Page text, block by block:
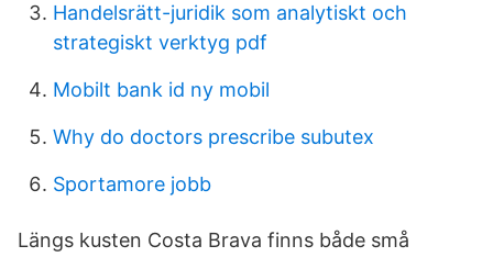
Handelsrätt-juridik som analytiskt och
strategiskt verktyg pdf
Mobilt bank id ny mobil
Why do doctors prescribe subutex
Sportamore jobb
Längs kusten Costa Brava finns både små